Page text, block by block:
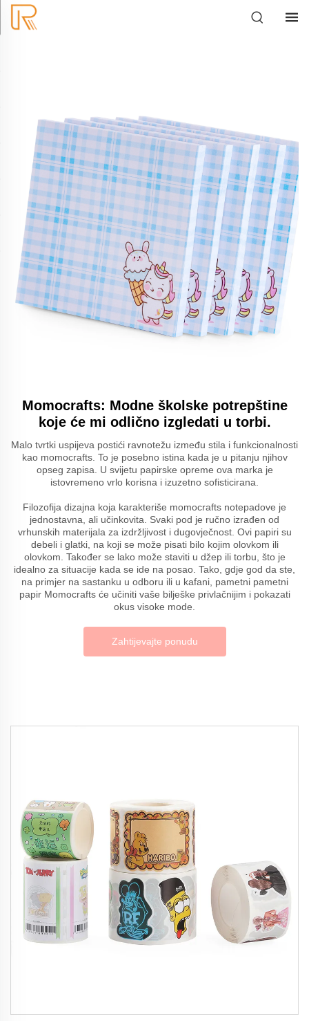
Momocrafts: Modne školske potrepštine
koje će mi odlično izgledati u torbi.
Malo tvrtki uspijeva postići ravnotežu između stila i funkcionalnosti
kao momocrafts. To je posebno istina kada je u pitanju njihov
opseg zapisa. U svijetu papirske opreme ova marka je
istovremeno vrlo korisna i izuzetno sofisticirana.
Filozofija dizajna koja karakteriše momocrafts notepadove je
jednostavna, ali učinkovita. Svaki pod je ručno izrađen od
vrhunskih materijala za izdržljivost i dugovječnost. Ovi papiri su
debeli i glatki, na koji se može pisati bilo kojim olovkom ili
olovkom. Također se lako može staviti u džep ili torbu, što je
idealno za situacije kada se ide na posao. Tako, gdje god da ste,
na primjer na sastanku u odboru ili u kafani, pametni pametni
papir Momocrafts će učiniti vaše bilješke privlačnijim i pokazati
okus visoke mode.
Zahtijevajte ponudu